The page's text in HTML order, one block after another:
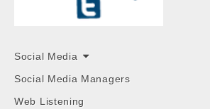
Main
menu
Skip
content
Social Media
Social Media Managers
Web Listening